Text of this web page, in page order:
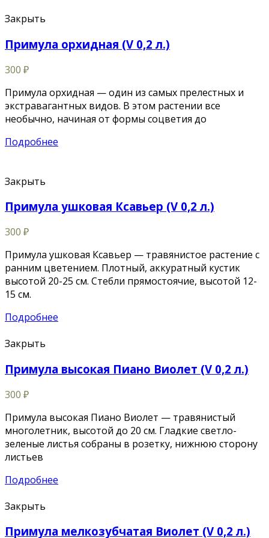
Закрыть
Примула орхидная (V 0,2 л.)
300 ₽
Примула орхидная — один из самых прелестных и
экстравагантных видов. В этом растении все
необычно, начиная от формы соцветия до
Подробнее
Закрыть
Примула ушковая Ксавьер (V 0,2 л.)
300 ₽
Примула ушковая Ксавьер — травянистое растение с
ранним цветением. Плотный, аккуратный кустик
высотой 20-25 см. Стебли прямостоячие, высотой 12-
15 см.
Подробнее
Закрыть
Примула высокая Пиано Виолет (V 0,2 л.)
300 ₽
Примула высокая Пиано Виолет — травянистый
многолетник, высотой до 20 см. Гладкие светло-
зеленые листья собраны в розетку, нижнюю сторону
листьев
Подробнее
Закрыть
Примула мелкозубчатая Виолет (V 0,2 л.)